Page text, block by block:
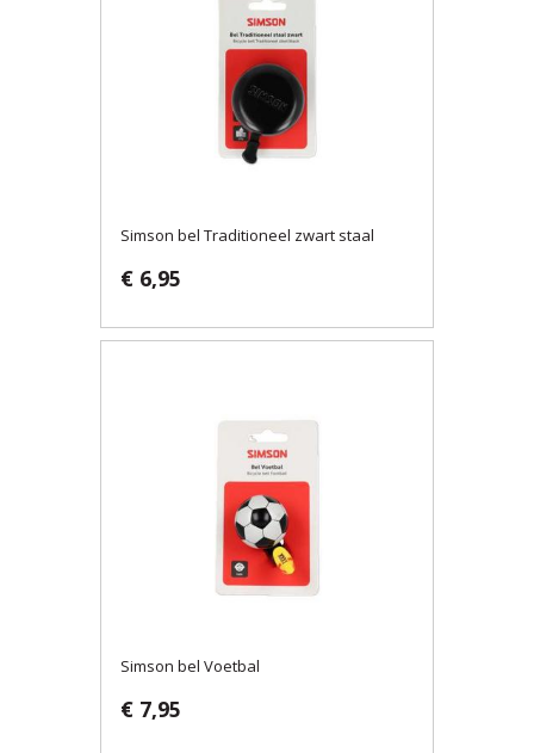
Simson bel Traditioneel zwart staal
€ 6,95
Simson bel Voetbal
€ 7,95